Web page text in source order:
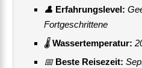
👤 Erfahrungslevel:
Fortgeschrittene
🌡Wassertemperatur:
📅 Beste Reisezeit: